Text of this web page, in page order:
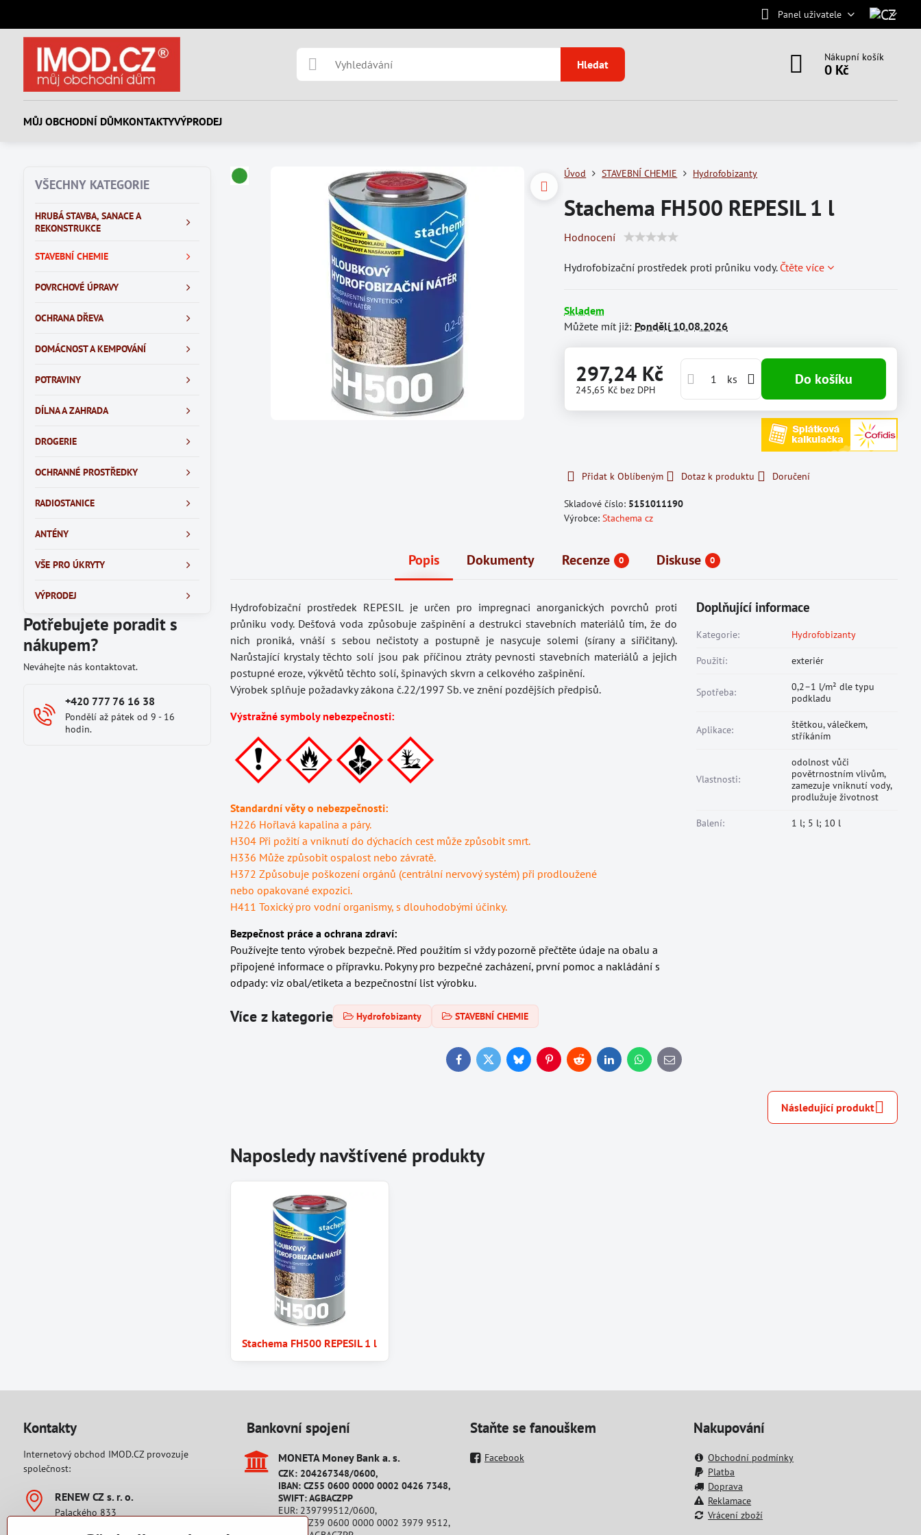
Panel uživatele
Hledat
Nákupní košík
0 Kč
MŮJ OBCHODNÍ DŮMKONTAKTYVÝPRODEJ
Úvod STAVEBNÍ CHEMIE Hydrofobizanty
Stachema FH500 REPESIL 1 l
Hodnocení
Hydrofobizační prostředek proti průniku vody. Čtěte více
Skladem
Můžete mít již: Pondělí 10.08.2026
297,24 Kč
245,65 Kč bez DPH
ks Do košíku
Přidat k Oblíbeným Dotaz k produktu Doručení
Skladové číslo: 5151011190
Výrobce:Stachema cz
Popis Dokumenty Recenze 0 Diskuse 0
Hydrofobizační prostředek REPESIL je určen pro impregnaci anorganických povrchů proti
průniku vody. Dešťová voda způsobuje zašpinění a destrukci stavebních materiálů tím, že do
nich proniká, vnáší s sebou nečistoty a postupně je nasycuje solemi (sírany a siřičitany).
Narůstající krystaly těchto solí jsou pak příčinou ztráty pevnosti stavebních materiálů a jejich
postupné eroze, výkvětů těchto solí, špinavých skvrn a celkového zašpinění.
Výrobek splňuje požadavky zákona č.22/1997 Sb. ve znění pozdějších předpisů.
Výstražné symboly nebezpečnosti:
Standardní věty o nebezpečnosti:
H226 Hořlavá kapalina a páry.
H304 Při požití a vniknutí do dýchacích cest může způsobit smrt.
H336 Může způsobit ospalost nebo závratě.
H372 Způsobuje poškození orgánů (centrální nervový systém) při prodloužené
nebo opakované expozici.
H411 Toxický pro vodní organismy, s dlouhodobými účinky.
Bezpečnost práce a ochrana zdraví:
Používejte tento výrobek bezpečně. Před použitím si vždy pozorně přečtěte údaje na obalu a
připojené informace o přípravku. Pokyny pro bezpečné zacházení, první pomoc a nakládání s
odpady: viz obal/etiketa a bezpečnostní list výrobku.
Více z kategorie Hydrofobizanty STAVEBNÍ CHEMIE
Doplňující informace
Kategorie: Hydrofobizanty
Použití: exteriér
Spotřeba:
0,2–1 l/m² dle typu
podkladu
Aplikace:
štětkou, válečkem,
stříkáním
Vlastnosti:
odolnost vůči
povětrnostním vlivům,
zamezuje vniknutí vody,
prodlužuje životnost
Balení: 1 l; 5 l; 10 l
FacebookTwitterBlueskyPinterestRedditLinkedInWhatsApp
E-
mail
Následující produkt
Naposledy navštívené produkty
Stachema FH500 REPESIL 1 l
VŠECHNY KATEGORIE
HRUBÁ STAVBA, SANACE A
REKONSTRUKCE
STAVEBNÍ CHEMIE
POVRCHOVÉ ÚPRAVY
OCHRANA DŘEVA
DOMÁCNOST A KEMPOVÁNÍ
POTRAVINY
DÍLNA A ZAHRADA
DROGERIE
OCHRANNÉ PROSTŘEDKY
RADIOSTANICE
ANTÉNY
VŠE PRO ÚKRYTY
VÝPRODEJ
Potřebujete poradit s
nákupem?
Neváhejte nás kontaktovat.
+420 777 76 16 38
Pondělí až pátek od 9 - 16
hodin.
Kontakty
Internetový obchod IMOD.CZ provozuje
společnost:
RENEW CZ s​. r​. o​.
Palackého 833
Bankovní spojení
MONETA Money Bank a​. s​.
CZK: 204267348/0600,
IBAN: CZ55 0600 0000 0002 0426 7348,
SWIFT: AGBACZPP
EUR: 239799512/0600,
IBAN: CZ39 0600 0000 0002 3979 9512,
Staňte se fanouškem
Facebook
Nakupování
Obchodní podmínky
Platba
Doprava
Reklamace
Vrácení zboží